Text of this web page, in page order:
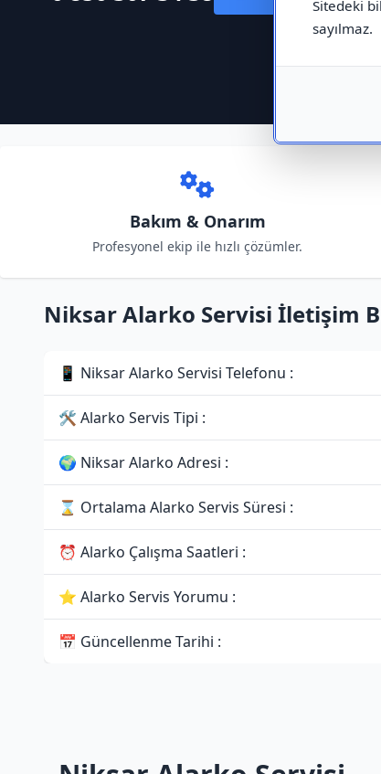
Sitedeki
sayılmaz.
Bakım & Onarım
Profesyonel ekip ile hızlı çözümler.
Niksar Alarko Servisi İletişim
📱 Niksar Alarko Servisi Telefonu :
🛠 Alarko Servis Tipi :
🌍 Niksar Alarko Adresi :
⌛ Ortalama Alarko Servis Süresi :
⏰ Alarko Çalışma Saatleri :
⭐ Alarko Servis Yorumu :
📅 Güncellenme Tarihi :